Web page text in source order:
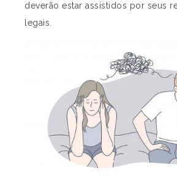
deverão estar assistidos por seus
legais.